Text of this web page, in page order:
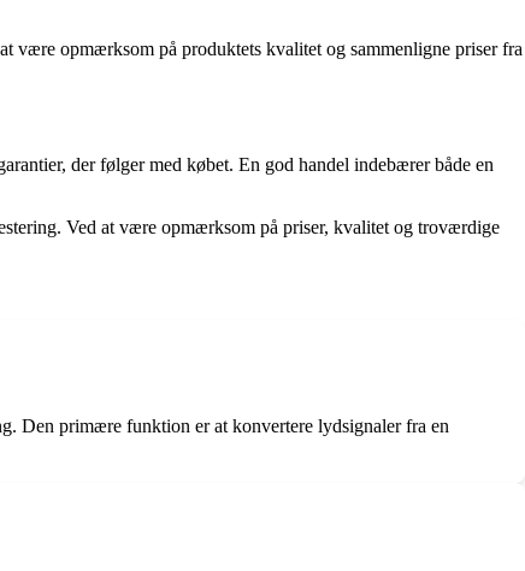
være opmærksom på produktets kvalitet og sammenligne priser fra
der følger med købet. En god handel indebærer både en
Ved at være opmærksom på priser, kvalitet og troværdige
Den primære funktion er at konvertere lydsignaler fra en